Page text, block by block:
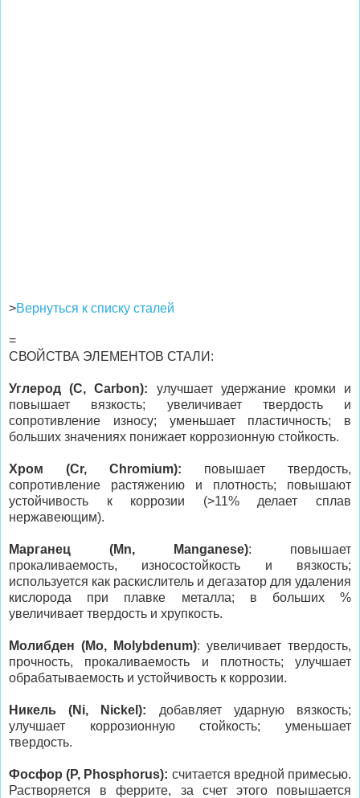
>Вернуться к списку сталей
=
СВОЙСТВА ЭЛЕМЕНТОВ СТАЛИ:
Углерод (C, Carbon): улучшает удержание кромки и
повышает вязкость; увеличивает твердость и
сопротивление износу; уменьшает пластичность; в
больших значениях понижает коррозионную стойкость.
Хром (Cr, Chromium): повышает твердость,
сопротивление растяжению и плотность; повышают
устойчивость к коррозии (>11% делает сплав
нержавеющим).
Марганец (Mn, Manganese): повышает
прокаливаемость, износостойкость и вязкость;
используется как раскислитель и дегазатор для удаления
кислорода при плавке металла; в больших %
увеличивает твердость и хрупкость.
Молибден (Mo, Molybdenum): увеличивает твердость,
прочность, прокаливаемость и плотность; улучшает
обрабатываемость и устойчивость к коррозии.
Никель (Ni, Nickel): добавляет ударную вязкость;
улучшает коррозионную стойкость; уменьшает
твердость.
Фосфор (P, Phosphorus): считается вредной примесью.
Растворяется в феррите, за счет этого повышается